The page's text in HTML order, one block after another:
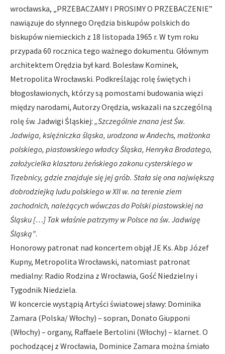
wrocławska, „PRZEBACZAMY I PROSIMY O PRZEBACZENIE”
nawiązuje do słynnego Orędzia biskupów polskich do
biskupów niemieckich z 18 listopada 1965 r. W tym roku
przypada 60 rocznica tego ważnego dokumentu. Głównym
architektem Orędzia był kard. Bolesław Kominek,
Metropolita Wrocławski. Podkreślając rolę świętych i
błogosławionych, którzy są pomostami budowania więzi
między narodami, Autorzy Orędzia, wskazali na szczególną
rolę św. Jadwigi Śląskiej: „Szczególnie znana jest Św.
Jadwiga, księżniczka śląska, urodzona w Andechs, małżonka
polskiego, piastowskiego władcy Śląska, Henryka Brodatego,
założycielka klasztoru żeńskiego zakonu cysterskiego w
Trzebnicy, gdzie znajduje się jej grób. Stała się ona największą
dobrodziejką ludu polskiego w XII w. na terenie ziem
zachodnich, należących wówczas do Polski piastowskiej na
Śląsku […] Tak właśnie patrzymy w Polsce na św. Jadwigę
Śląską”.
Honorowy patronat nad koncertem objął JE Ks. Abp Józef
Kupny, Metropolita Wrocławski, natomiast patronat
medialny: Radio Rodzina z Wrocławia, Gość Niedzielny i
Tygodnik Niedziela.
W koncercie wystąpią Artyści światowej sławy: Dominika
Zamara (Polska/ Włochy) – sopran, Donato Giupponi
(Włochy) – organy, Raffaele Bertolini (Włochy) – klarnet. O
pochodzącej z Wrocławia, Dominice Zamara można śmiało